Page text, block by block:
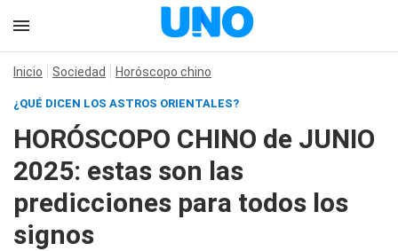
Inicio Sociedad Horóscopo chino
¿QUÉ DICEN LOS ASTROS ORIENTALES?
HORÓSCOPO CHINO de JUNIO
2025: estas son las
predicciones para todos los
signos